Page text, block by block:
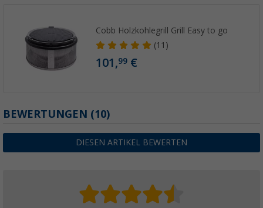
Cobb Holzkohlegrill Grill Easy to go
(11)
101,99 €
BEWERTUNGEN (10)
DIESEN ARTIKEL BEWERTEN